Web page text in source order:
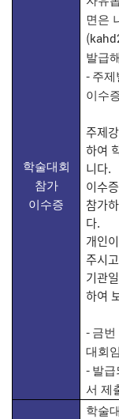
학술대회
참가
이수증
면은
발급
- 주제
이수
주제
하여
니다.
이수
참가
다.
개인
주시
기관
하여
- 금번
대회
- 발급
서 제
학술